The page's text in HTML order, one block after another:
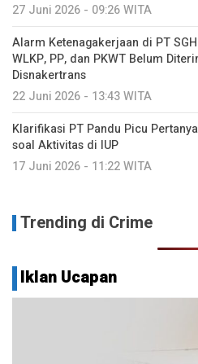
27 Juni 2026 - 09:26 WITA
Alarm Ketenagakerjaan di PT
WLKP, PP, dan PKWT Belum
Disnakertrans
22 Juni 2026 - 13:43 WITA
Klarifikasi PT Pandu Picu
soal Aktivitas di IUP
17 Juni 2026 - 11:22 WITA
Trending di Crime
Iklan Ucapan